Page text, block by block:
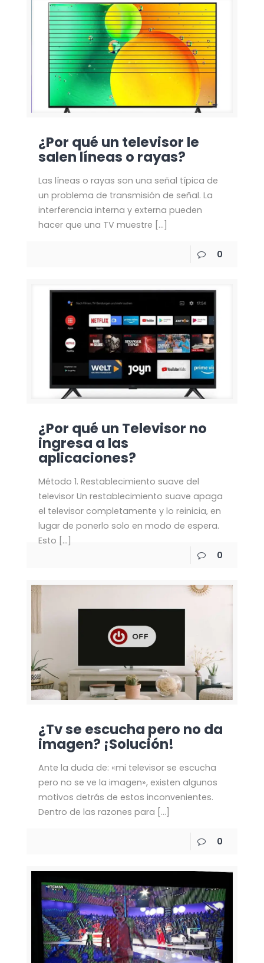
¿Por qué un televisor le
salen líneas o rayas?
Las líneas o rayas son una señal típica de
un problema de transmisión de señal. La
interferencia interna y externa pueden
hacer que una TV muestre […]
0
¿Por qué un Televisor no
ingresa a las
aplicaciones?
Método 1. Restablecimiento suave del
televisor Un restablecimiento suave apaga
el televisor completamente y lo reinicia, en
lugar de ponerlo solo en modo de espera.
Esto […]
0
¿Tv se escucha pero no da
imagen? ¡Solución!
Ante la duda de: «mi televisor se escucha
pero no se ve la imagen», existen algunos
motivos detrás de estos inconvenientes.
Dentro de las razones para […]
0